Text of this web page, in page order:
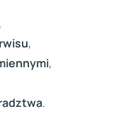
,
,
.